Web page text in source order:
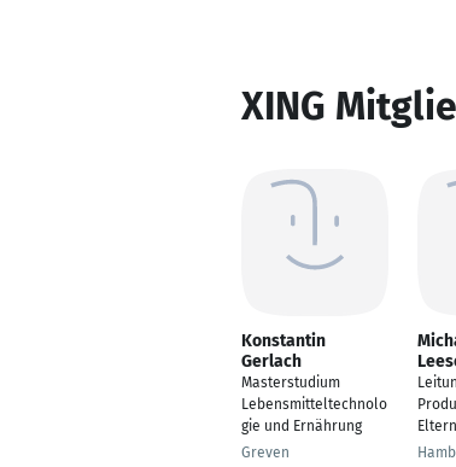
XING
Konstantin
Gerlach
Masterstudium
Lebensmitteltechnolo
gie und Ernährung
Greven